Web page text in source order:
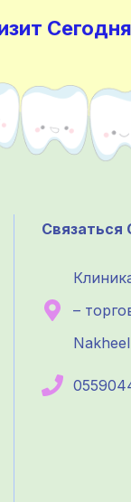
Связаться
–
Nakheel